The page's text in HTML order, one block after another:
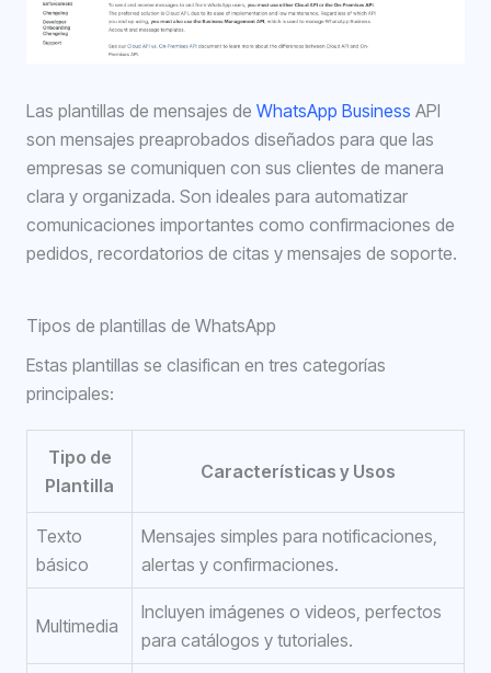
Las plantillas de mensajes de WhatsApp Business API
son mensajes preaprobados diseñados para que las
empresas se comuniquen con sus clientes de manera
clara y organizada. Son ideales para automatizar
comunicaciones importantes como confirmaciones de
pedidos, recordatorios de citas y mensajes de soporte.
Tipos de plantillas de WhatsApp
Estas plantillas se clasifican en tres categorías
principales:
Tipo de
Plantilla
Características y Usos
Texto
básico
Mensajes simples para notificaciones,
alertas y confirmaciones.
Multimedia
Incluyen imágenes o videos, perfectos
para catálogos y tutoriales.